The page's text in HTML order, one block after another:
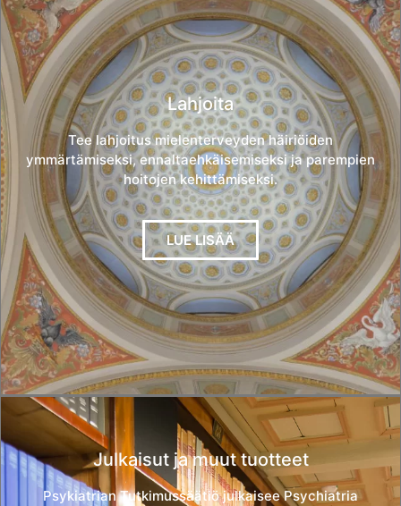
Lahjoita
Tee lahjoitus mielenterveyden häiriöiden
ymmärtämiseksi, ennaltaehkäisemiseksi ja parempien
hoitojen kehittämiseksi.
LUE LISÄÄ
Julkaisut ja muut tuotteet
Psykiatrian Tutkimussäätiö julkaisee Psychiatria